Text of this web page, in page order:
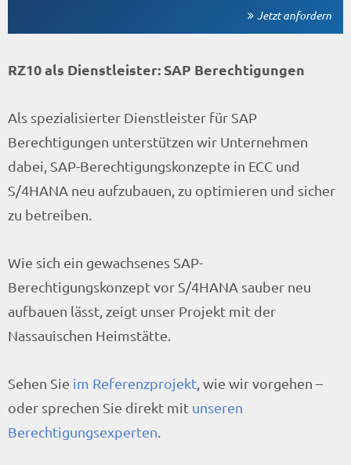
Jetzt anfordern
RZ10 als Dienstleister: SAP Berechtigungen
Als spezialisierter Dienstleister für SAP
Berechtigungen unterstützen wir Unternehmen
dabei, SAP-Berechtigungskonzepte in ECC und
S/4HANA neu aufzubauen, zu optimieren und sicher
zu betreiben.
Wie sich ein gewachsenes SAP-
Berechtigungskonzept vor S/4HANA sauber neu
aufbauen lässt, zeigt unser Projekt mit der
Nassauischen Heimstätte.
Sehen Sie im Referenzprojekt , wie wir vorgehen –
oder sprechen Sie direkt mit unseren
Berechtigungsexperten